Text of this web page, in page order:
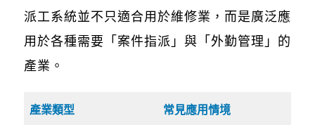
派工系統並不只適合用於維修業，而是廣泛應
用於各種需要「案件指派」與「外勤管理」的
產業。
產業類型 常見應用情境